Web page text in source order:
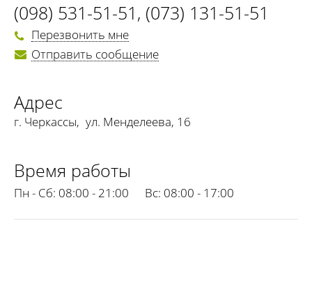
(098) 531-51-51, (073) 131-51-51
Перезвонить мне
Отправить сообщение
Адрес
г. Черкассы, ул. Менделеева, 16
Время работы
Пн - Сб: 08:00 - 21:00 Вс: 08:00 - 17:00